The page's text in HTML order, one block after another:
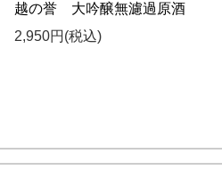
越の誉 大吟醸無濾過原酒
2,950円 (税込)